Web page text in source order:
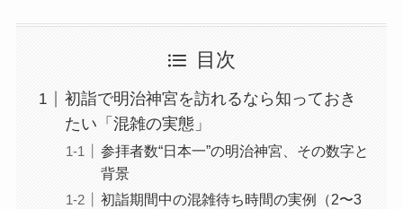
目次
初詣で明治神宮を訪れるなら知っておき
たい「混雑の実態」
参拝者数“日本一”の明治神宮、その数字と
背景
初詣期間中の混雑待ち時間の実例（2〜3